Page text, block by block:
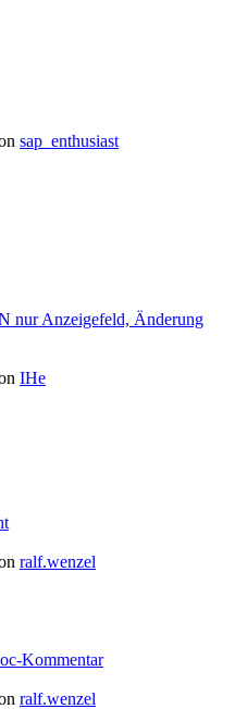
sap_enthusiast
nur Anzeigefeld, Änderung
IHe
ralf.wenzel
Kommentar
ralf.wenzel